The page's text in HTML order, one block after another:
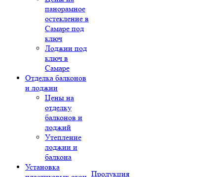
панорамное
остекление в
Самаре под
ключ
Лоджии под
ключ в
Самаре
Отделка балконов
и лоджии
Цены на
отделку
балконов и
лоджий
Утепление
лоджии и
балкона
Установка
Продукция